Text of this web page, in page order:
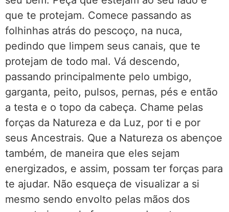
que te protejam. Comece passando as
folhinhas atrás do pescoço, na nuca,
pedindo que limpem seus canais, que te
protejam de todo mal. Vá descendo,
passando principalmente pelo umbigo,
garganta, peito, pulsos, pernas, pés e então
a testa e o topo da cabeça. Chame pelas
forças da Natureza e da Luz, por ti e por
seus Ancestrais. Que a Natureza os abençoe
também, de maneira que eles sejam
energizados, e assim, possam ter forças para
te ajudar. Não esqueça de visualizar a si
mesmo sendo envolto pelas mãos dos